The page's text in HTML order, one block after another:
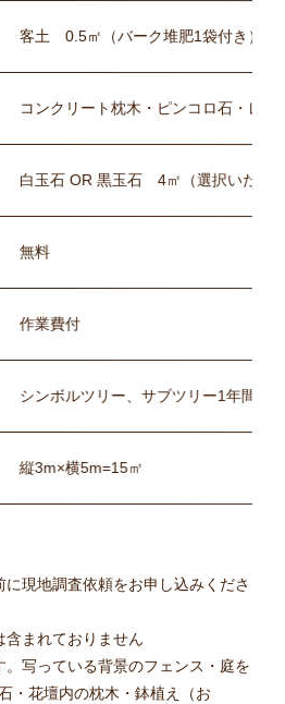
客土 0.5㎡（バーク堆肥1袋付き）
コンクリート枕木・ピンコロ石・レン
白玉石 OR 黒玉石 4㎡（選択いただ
無料
作業費付
シンボルツリー、サブツリー1年間枯
縦3m×横5m=15㎡
現地調査依頼をお申し込みくださ
含まれておりません
写っている背景のフェンス・庭を
・花壇内の枕木・鉢植え（お